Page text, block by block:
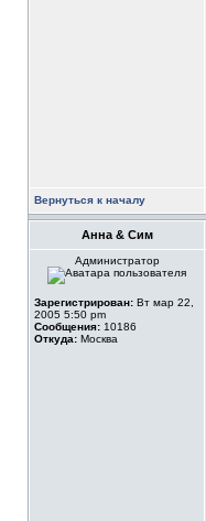
Вернуться к началу
Анна & Сим
Администратор
Зарегистрирован: Вт мар 22,
2005 5:50 pm
Сообщения: 10186
Откуда: Москва